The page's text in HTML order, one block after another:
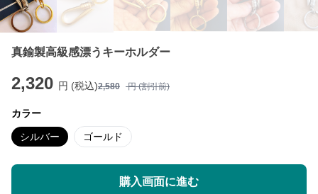
真鍮製高級感漂うキーホルダー
2,320 円 (税込)2,580 円 (割引前)
カラー
シルバー ゴールド
購入画面に進む